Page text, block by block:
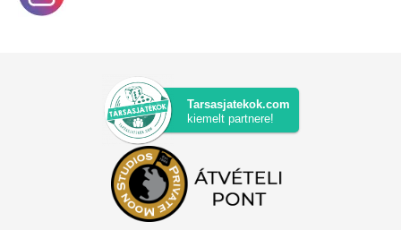
Tarsasjatekok.com
kiemelt partnere!